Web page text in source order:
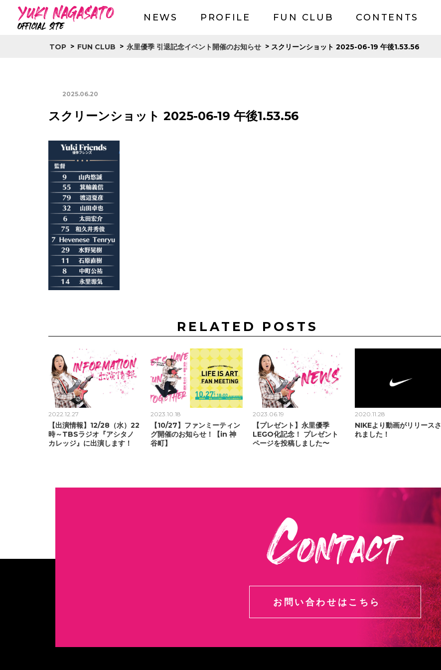
NEWS PROFILE FUN CLUB CONTENTS
TOP > FUN CLUB > 永里優季 引退記念イベント開催のお知らせ > スクリーンショット 2025-06-19 午後1.53.56
2025.06.20
スクリーンショット 2025-06-19 午後1.53.56
RELATED POSTS
2022.12.27
【出演情報】12/28（水）22
時～TBSラジオ『アシタノ
カレッジ』に出演します！
2023.10.18
【10/27】ファンミーティン
グ開催のお知らせ！【in 神
谷町】
2023.06.19
【プレゼント】永里優季
LEGO化記念！ プレゼント
ページを投稿しました〜
2020.11.28
NIKEより動画がリリースさ
れました！
お問い合わせはこちら